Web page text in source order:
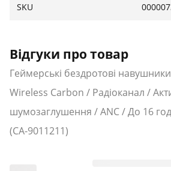
SKU
Відгуки про товар
Геймерські бездротові
Wireless Carbon / Радіоканал /
шумозаглушення / ANC / До 16
(CA-9011211)